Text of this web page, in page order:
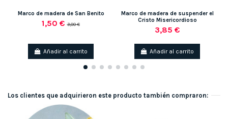
Marco de madera de San Benito
1,50 €3,00 €
Añadir al carrito
Marco de madera de suspender el
Cristo Misericordioso
3,85 €
Añadir al carrito
Los clientes que adquirieron este producto también compraron: